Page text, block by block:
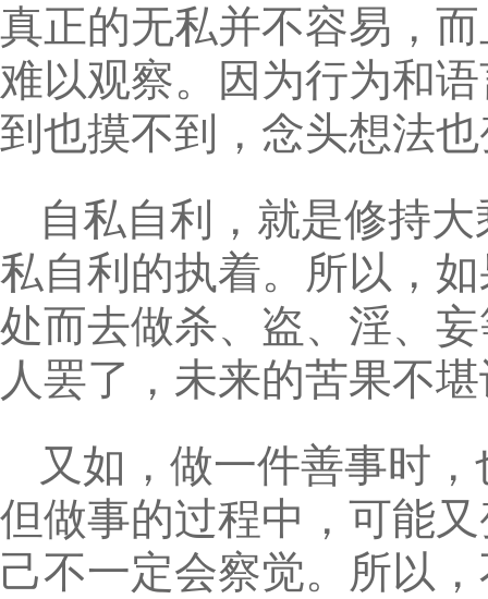
真正的无私并不容易，
难以观察。因为行为和
到也摸不到，念头想法
自私自利，就是修持
私自利的执着。所以，
处而去做杀、盗、淫、
人罢了，未来的苦果不
又如，做一件善事时
但做事的过程中，可能
己不一定会察觉。所以